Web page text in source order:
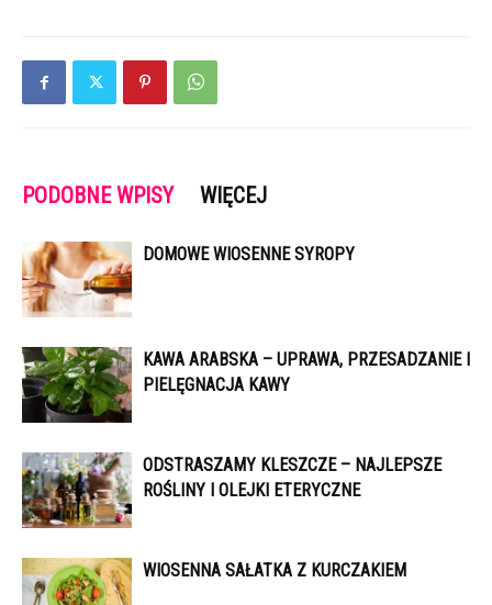
PODOBNE WPISY WIĘCEJ
DOMOWE WIOSENNE SYROPY
KAWA ARABSKA – UPRAWA, PRZESADZANIE I
PIELĘGNACJA KAWY
ODSTRASZAMY KLESZCZE – NAJLEPSZE
ROŚLINY I OLEJKI ETERYCZNE
WIOSENNA SAŁATKA Z KURCZAKIEM